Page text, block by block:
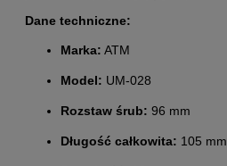
Dane techniczne:
Marka: ATM
Model: UM-028
Rozstaw śrub: 96 mm
Długość całkowita: 105 mm